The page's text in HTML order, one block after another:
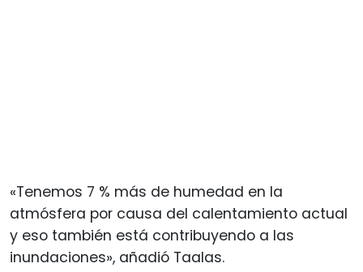
«Tenemos 7 % más de humedad en la
atmósfera por causa del calentamiento actual
y eso también está contribuyendo a las
inundaciones», añadió Taalas.